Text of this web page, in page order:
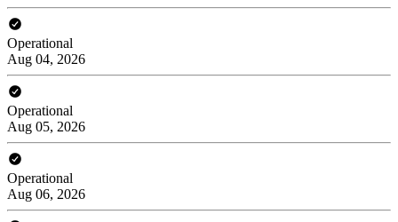
Operational
Aug 04, 2026
Operational
Aug 05, 2026
Operational
Aug 06, 2026